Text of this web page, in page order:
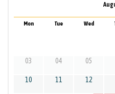
Mon Tue Wed
03 04 05
10 11 12